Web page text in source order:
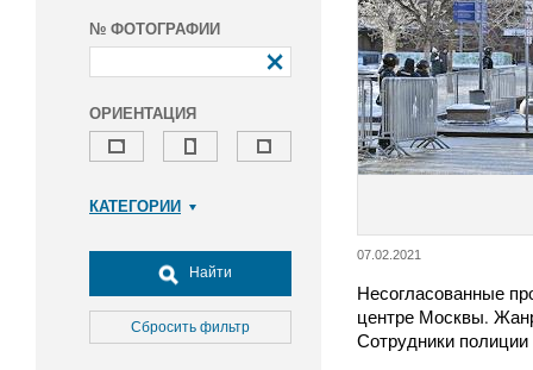
№ ФОТОГРАФИИ
ОРИЕНТАЦИЯ
КАТЕГОРИИ
Досуг, туризм и отдых
Культура
Медицина
Найти
Сбросить фильтр
07.02.2021
Несогласованные
центре Москвы.
Сотрудники